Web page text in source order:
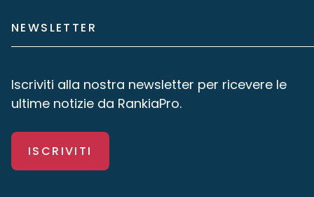
NEWSLETTER
Iscriviti alla nostra newsletter per ricevere le
ultime notizie da RankiaPro.
ISCRIVITI